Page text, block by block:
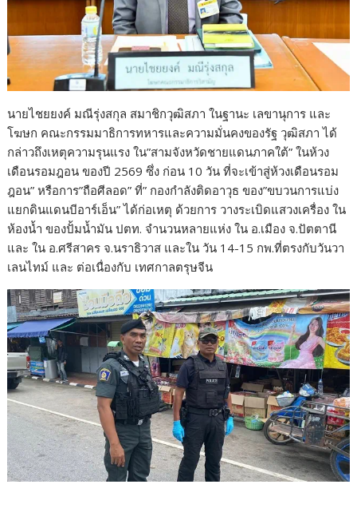
นายไชยยงค์ มณีรุ่งสกุล สมาชิกวุฒิสภา ในฐานะ เลขานุการ และ
โฆษก คณะกรรมมาธิการทหารและความมั่นคงของรัฐ วุฒิสภา ได้
กล่าวถึงเหตุความรุนแรง ใน”สามจังหวัดชายแดนภาคใต้” ในห้วง
เดือนรอมฎอน ของปี 2569 ซึ่ง ก่อน 10 วัน ที่จะเข้าสู่ห้วงเดือนรอม
ฎอน” หรือการ”ถือศีลอด” ที่” กองกำลังติดอาวุธ ของ”ขบวนการแบ่ง
แยกดินแดนบีอาร์เอ็น” ได้ก่อเหตุ ด้วยการ วางระเบิดแสวงเครื่อง ใน
ห้องน้ำ ของปั้มน้ำมัน ปตท. จำนวนหลายแห่ง ใน อ.เมือง จ.ปัตตานี
และ ใน อ.ศรีสาคร จ.นราธิวาส และใน วัน 14-15 กพ.ที่ตรงกับวันวา
เลนไทม์ และ ต่อเนื่องกับ เทศกาลตรุษจีน